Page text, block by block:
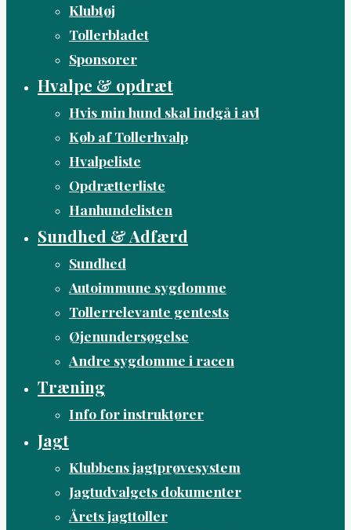
Klubtøj
Tollerbladet
Sponsorer
Hvalpe & opdræt
Hvis min hund skal indgå i avl
Køb af Tollerhvalp
Hvalpeliste
Opdrætterliste
Hanhundelisten
Sundhed & Adfærd
Sundhed
Autoimmune sygdomme
Tollerrelevante gentests
Øjenundersøgelse
Andre sygdomme i racen
Træning
Info for instruktører
Jagt
Klubbens jagtprøvesystem
Jagtudvalgets dokumenter
Årets jagttoller